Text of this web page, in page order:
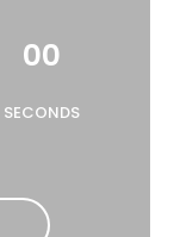
00
SECONDS